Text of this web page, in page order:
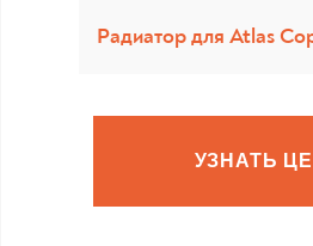
Радиатор для Atlas
УЗНАТЬ